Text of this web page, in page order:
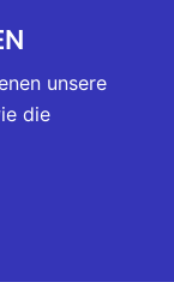
unsere
die